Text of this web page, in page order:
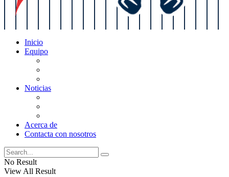
Inicio
Equipo
Noticias
Acerca de
Contacta con nosotros
No Result
View All Result